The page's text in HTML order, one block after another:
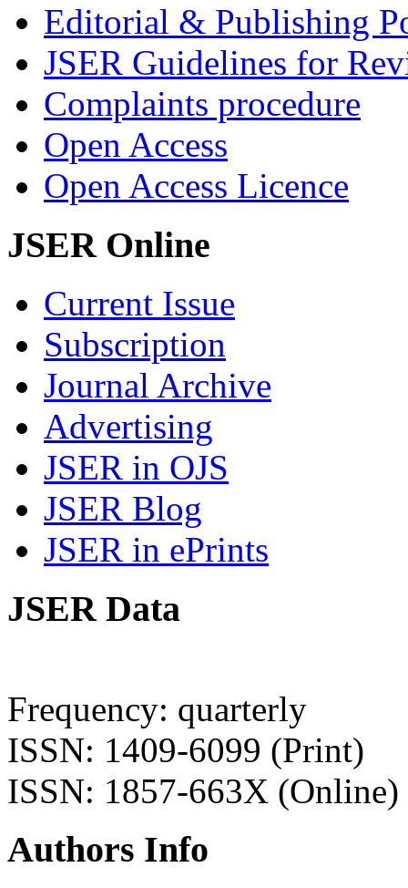
Editorial & Publishing
JSER Guidelines for
Complaints procedure
Open Access
Open Access Licence
JSER Online
Current Issue
Subscription
Journal Archive
Advertising
JSER in OJS
JSER Blog
JSER in ePrints
JSER Data
Frequency: quarterly
ISSN: 1409-6099 (Print)
ISSN: 1857-663X (Online)
Authors Info